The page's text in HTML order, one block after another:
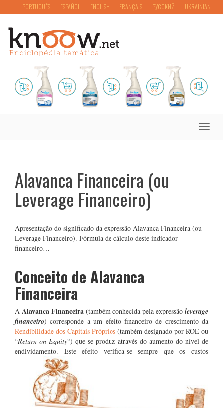
PORTUGUÊS ESPAÑOL ENGLISH FRANÇAIS РУССКИЙ UKRAINIAN
Toggle
Alavanca Financeira (ou
Leverage Financeiro)
Apresentação do significado da expressão Alavanca Financeira (ou
Leverage Financeiro). Fórmula de cálculo deste indicador
financeiro…
Conceito de Alavanca
Financeira
A Alavanca Financeira (também conhecida pela expressão leverage
financeiro) corresponde a um efeito financeiro de crescimento da
Rendibilidade dos Capitais Próprios (também designado por ROE ou
“Return on Equity“) que se produz através do aumento do nível de
endividamento. Esteefeito verifica-se sempre que os custos